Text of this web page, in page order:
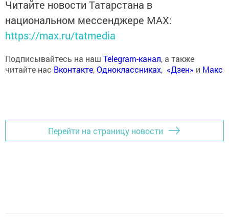
Читайте новости Татарстана в
национальном мессенджере MАХ:
https://max.ru/tatmedia
Подписывайтесь на наш Telegram-канал, а также
читайте нас Вконтакте,Одноклассниках, «Дзен» и Макс
Перейти на страницу новости